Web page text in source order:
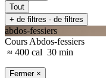
Tout
+ de filtres - de filtres
abdos-fessiers
Cours Abdos-fessiers
≈ 400 cal 30 min
Fermer ×